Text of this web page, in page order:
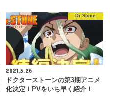
Dr.Stone
2021.3.26
ドクターストーンの第3期アニメ
化決定！PVをいち早く紹介！